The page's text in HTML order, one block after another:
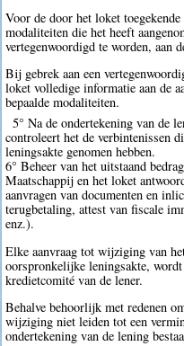
Voor de door het loket
modaliteiten die het heeft
vertegenwoordigd te worden, aan
Bij gebrek aan een
loket volledige informatie aan de
bepaalde modaliteiten.
5° Na de ondertekening van de
controleert het de verbintenissen
leningsakte genomen hebben.
6° Beheer van het uitstaand
Maatschappij en het loket
aanvragen van documenten en
terugbetaling, attest van fiscale
enz.).
Elke aanvraag tot wijziging van
oorspronkelijke leningsakte,
kredietcomité van de lener.
Behalve behoorlijk met redenen
wijziging niet leiden tot een
ondertekening van de lening